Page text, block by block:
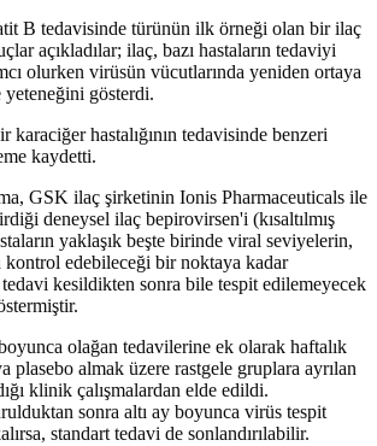
B tedavisinde türünün ilk örneği olan bir ilaç
açıkladılar; ilaç, bazı hastaların tedaviyi
olurken virüsün vücutlarında yeniden ortaya
yeteneğini gösterdi.
hastalığının tedavisinde benzeri
kaydetti.
GSK ilaç şirketinin Ionis Pharmaceuticals ile
deneysel ilaç bepirovirsen'i (kısaltılmış
yaklaşık beşte birinde viral seviyelerin,
kontrol edebileceği bir noktaya kadar
kesildikten sonra bile tespit edilemeyecek
olağan tedavilerine ek olarak haftalık
plasebo almak üzere rastgele gruplara ayrılan
klinik çalışmalardan elde edildi.
sonra altı ay boyunca virüs tespit
standart tedavi de sonlandırılabilir.